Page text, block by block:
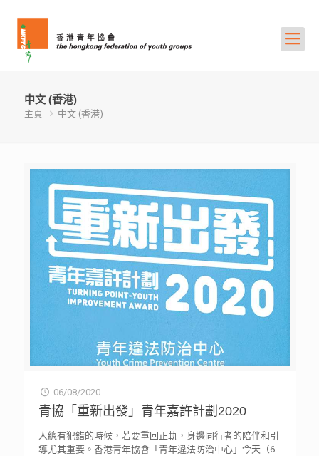
中文 (香港)
主頁 中文 (香港)
06/08/2020
青協「重新出發」青年嘉許計劃2020
人總有犯錯的時候，若要重回正軌，身邊同行者的陪伴和引
導尤其重要。香港青年協會「青年違法防治中心」今天（6